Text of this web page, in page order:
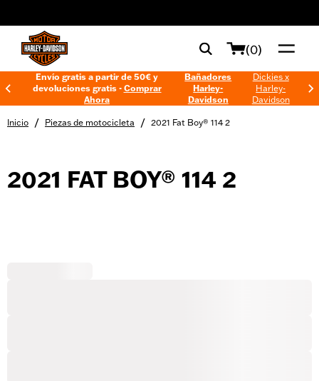
(0)
Envío gratis a partir de 50€ y
devoluciones gratis - Comprar
Ahora
Bañadores
Harley-
Davidson
Dickies x
Harley-
Davidson
Inicio / Piezas de motocicleta / 2021 Fat Boy® 114 2
2021 FAT BOY® 114 2